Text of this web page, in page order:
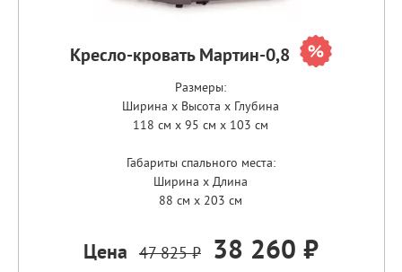
Кресло-кровать Мартин-0,8
Размеры:
Ширина x Высота x Глубина
118 см x 95 см x 103 см
Габариты спального места:
Ширина x Длина
88 см x 203 см
Цена 47 825 ₽ 38 260 ₽